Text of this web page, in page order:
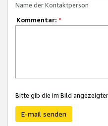
Name der Kontaktperson
Kommentar: *
Bitte gib die im Bild
E-mail senden